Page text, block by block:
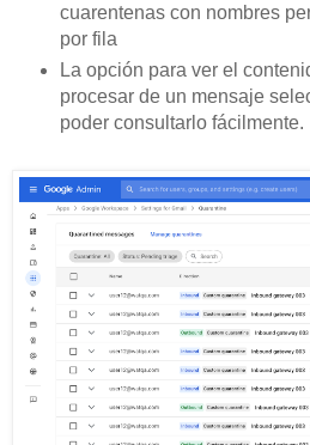
cuarentenas con nombres
por fila
La opción para ver el
procesar de un mensaje
poder consultarlo fácilmente.